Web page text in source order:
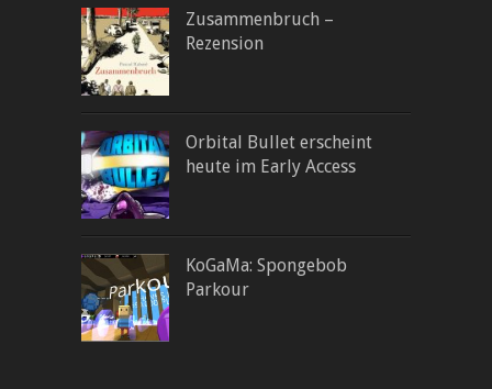
Zusammenbruch –
Rezension
Orbital Bullet erscheint
heute im Early Access
KoGaMa: Spongebob
Parkour